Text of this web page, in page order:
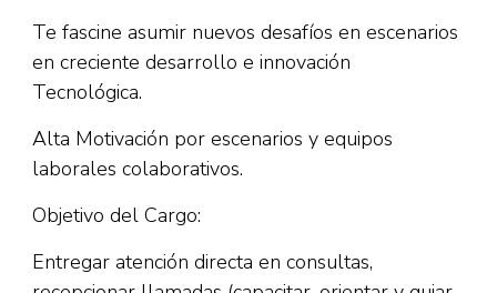
Te fascine asumir nuevos desafíos en escenarios
en creciente desarrollo e innovación
Tecnológica.
Alta Motivación por escenarios y equipos
laborales colaborativos.
Objetivo del Cargo:
Entregar atención directa en consultas,